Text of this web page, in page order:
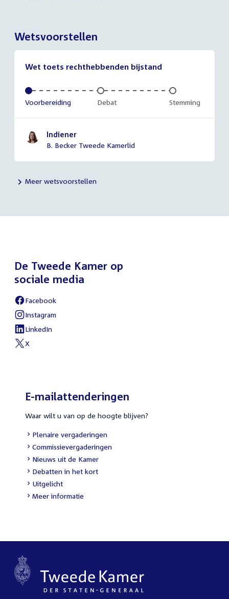
Wetsvoorstellen
Wet toets rechthebbenden bijstand
Voltooid:
Voorbereiding Onvoltooid:
Debat Onvoltooid:
Stemming
Indiener
B. Becker Tweede Kamerlid
Meer wetsvoorstellen
De Tweede Kamer op
sociale media
External
link:
Facebook
External
link:
Instagram
External
link:
LinkedIn
External
X
E-mailattenderingen
Waar wilt u van op de hoogte blijven?
External
link:
Plenaire vergaderingen
External
link:
Commissievergaderingen
External
link:
Nieuws uit de Kamer
External
link:
Debatten in het kort
External
link:
Uitgelicht
Meer informatie